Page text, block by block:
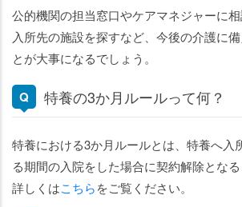
公的機関の担当窓口やケアマネジャーに
入所先の施設を探すなど、今後の介護に
とが大事になるでしょう。
特養の3か月ルールって何？
特養における3か月ルールとは、特養へ入
る期間の入院をした場合に契約解除となる
詳しくはこちらをご覧ください。